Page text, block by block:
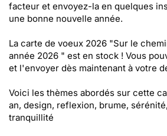
facteur et envoyez-la en quelques
une bonne nouvelle année.
La carte de voeux 2026 "Sur le
année 2026 " est en stock ! Vous
et l'envoyer dès maintenant à votre
Voici les thèmes abordés sur cette
an, design, reflexion, brume,
tranquillité